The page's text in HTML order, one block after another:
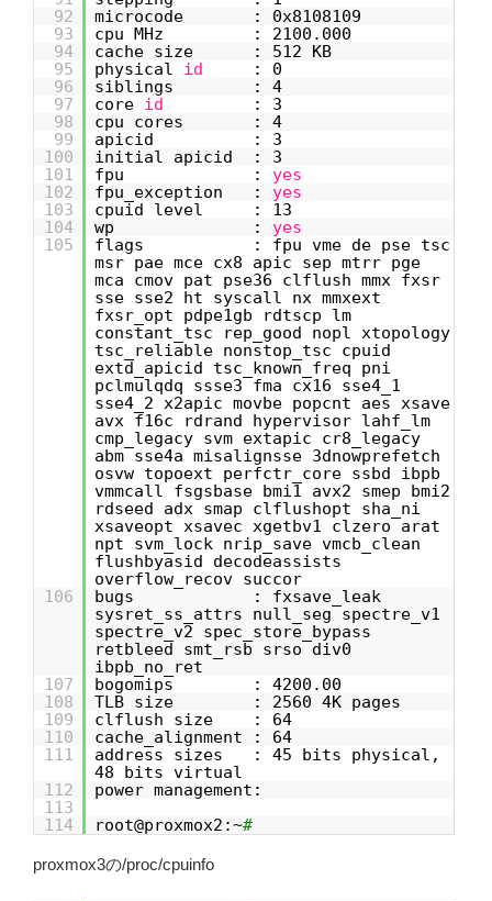
92
microcode : 0x8108109
93
cpu MHz : 2100.000
94
cache size : 512 KB
95
physical id
: 0
96
siblings : 4
97
core id
: 3
98
cpu cores : 4
99
apicid : 3
100
initial apicid : 3
101
fpu : yes
102
fpu_exception : yes
103
cpuid level : 13
104
wp : yes
105
flags : fpu vme de pse tsc
msr pae mce cx8 apic sep mtrr pge
mca cmov pat pse36 clflush mmx fxsr
sse sse2 ht syscall nx mmxext
fxsr_opt pdpe1gb rdtscp lm
constant_tsc rep_good nopl xtopology
tsc_reliable nonstop_tsc cpuid
extd_apicid tsc_known_freq pni
pclmulqdq ssse3 fma cx16 sse4_1
sse4_2 x2apic movbe popcnt aes xsave
avx f16c rdrand hypervisor lahf_lm
cmp_legacy svm extapic cr8_legacy
abm sse4a misalignsse 3dnowprefetch
osvw topoext perfctr_core ssbd ibpb
vmmcall fsgsbase bmi1 avx2 smep bmi2
rdseed adx smap clflushopt sha_ni
xsaveopt xsavec xgetbv1 clzero arat
npt svm_lock nrip_save vmcb_clean
flushbyasid decodeassists
overflow_recov succor
106
bugs : fxsave_leak
sysret_ss_attrs null_seg spectre_v1
spectre_v2 spec_store_bypass
retbleed smt_rsb srso div0
ibpb_no_ret
107
bogomips : 4200.00
108
TLB size : 2560 4K pages
109
clflush size : 64
110
cache_alignment : 64
111
address sizes : 45 bits physical,
48 bits virtual
112
power management:
113
114
root@proxmox2:~#
proxmox3の/proc/cpuinfo